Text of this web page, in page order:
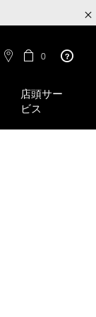
×
店頭サー
ビス
カ
の
商
品
0